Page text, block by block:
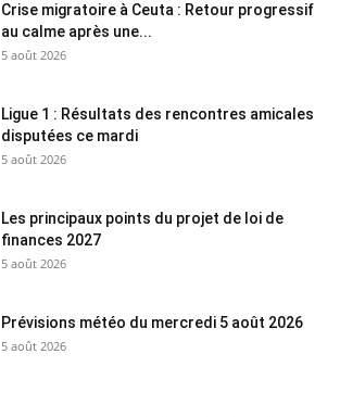
Crise migratoire à Ceuta : Retour progressif
au calme après une...
5 août 2026
Ligue 1 : Résultats des rencontres amicales
disputées ce mardi
5 août 2026
Les principaux points du projet de loi de
finances 2027
5 août 2026
Prévisions météo du mercredi 5 août 2026
5 août 2026